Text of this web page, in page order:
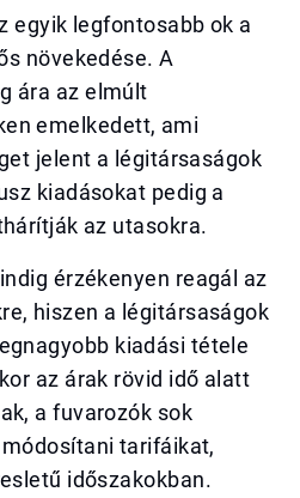
egyik legfontosabb ok a
növekedése. A
ára az elmúlt
emelkedett, ami
jelent a légitársaságok
kiadásokat pedig a
az utasokra.
érzékenyen reagál az
hiszen a légitársaságok
kiadási tétele
az árak rövid idő alatt
a fuvarozók sok
tarifáikat,
időszakokban.